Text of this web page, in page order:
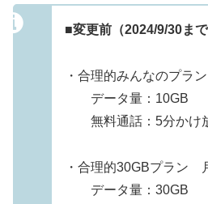
■変更前（2024/9/30まで
・合理的みんなのプラ
データ量：10GB
無料通話：5分かけ
・合理的30GBプラン
データ量：30GB